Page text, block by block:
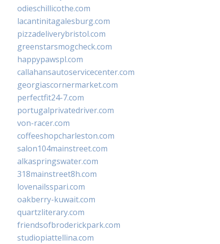
odieschillicothe.com
lacantinitagalesburg.com
pizzadeliverybristol.com
greenstarsmogcheck.com
happypawspl.com
callahansautoservicecenter.com
georgiascornermarket.com
perfectfit24-7.com
portugalprivatedriver.com
von-racer.com
coffeeshopcharleston.com
salon104mainstreet.com
alkaspringswater.com
318mainstreet8h.com
lovenailsspari.com
oakberry-kuwait.com
quartzliterary.com
friendsofbroderickpark.com
studiopiattellina.com